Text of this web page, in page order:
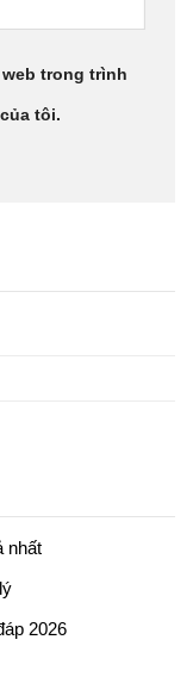
trong trình
tôi.
nhất
2026